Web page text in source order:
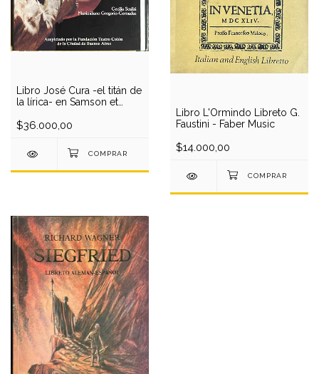
Libro José Cura -el titán de
la lírica- en Samson et
Cernadas
$36.000,00
Libro L'Ormindo Libreto G.
Faustini - Faber Music
$14.000,00